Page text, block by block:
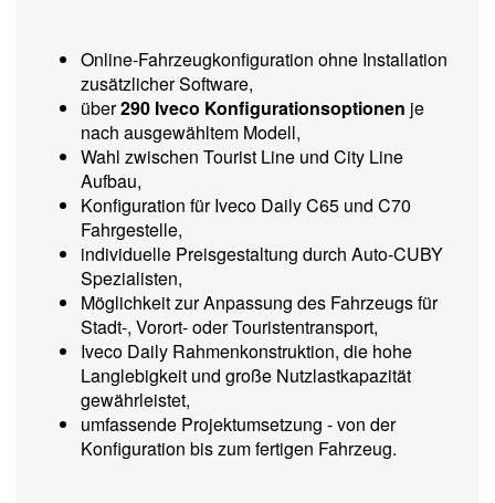
Online-Fahrzeugkonfiguration ohne Installation
zusätzlicher Software,
über290 Iveco Konfigurationsoptionen je
nach ausgewähltem Modell,
Wahl zwischen Tourist Line und City Line
Aufbau,
Konfiguration für Iveco Daily C65 und C70
Fahrgestelle,
individuelle Preisgestaltung durch Auto-CUBY
Spezialisten,
Möglichkeit zur Anpassung des Fahrzeugs für
Stadt-, Vorort- oder Touristentransport,
Iveco Daily Rahmenkonstruktion, die hohe
Langlebigkeit und große Nutzlastkapazität
gewährleistet,
umfassende Projektumsetzung - von der
Konfiguration bis zum fertigen Fahrzeug.